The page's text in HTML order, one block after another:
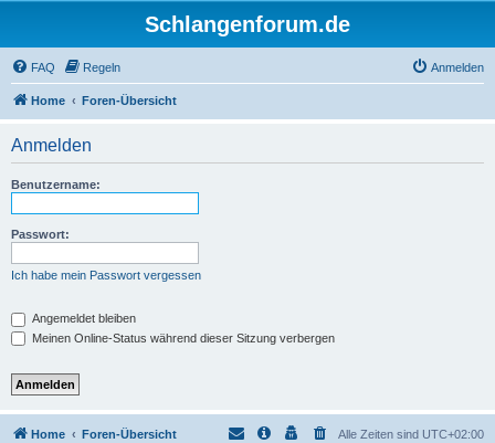
Schlangenforum.de
FAQ Regeln Anmelden
Home Foren-Übersicht
Anmelden
Benutzername:
Passwort:
Ich habe mein Passwort vergessen
Angemeldet bleiben
Meinen Online-Status während dieser Sitzung verbergen
Home Foren-Übersicht Alle Zeiten sind UTC+02:00